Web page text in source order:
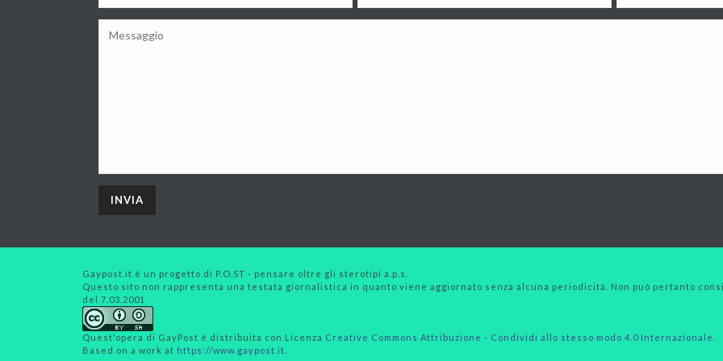
Gaypost.it è un progetto di P.O.ST - pensare oltre gli sterotipi a.p.s.
Questo sito non rappresenta una testata giornalistica in quanto viene aggiornato senza alcuna periodicità. Non può pertanto
del 7.03.2001
Quest'opera di GayPost è distribuita con Licenza Creative Commons Attribuzione - Condividi allo stesso modo 4.0 Internazionale
Based on a work at https://www.gaypost.it